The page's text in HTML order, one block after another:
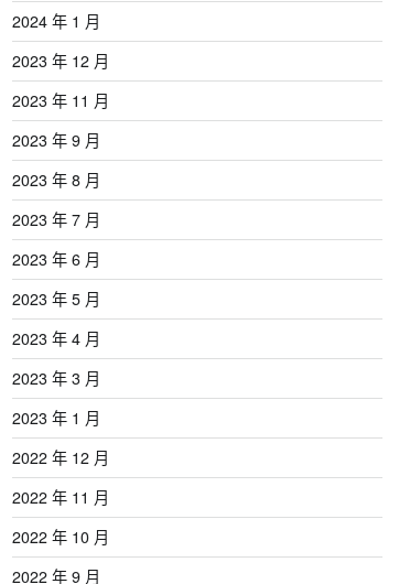
2024 年 1 月
2023 年 12 月
2023 年 11 月
2023 年 9 月
2023 年 8 月
2023 年 7 月
2023 年 6 月
2023 年 5 月
2023 年 4 月
2023 年 3 月
2023 年 1 月
2022 年 12 月
2022 年 11 月
2022 年 10 月
2022 年 9 月